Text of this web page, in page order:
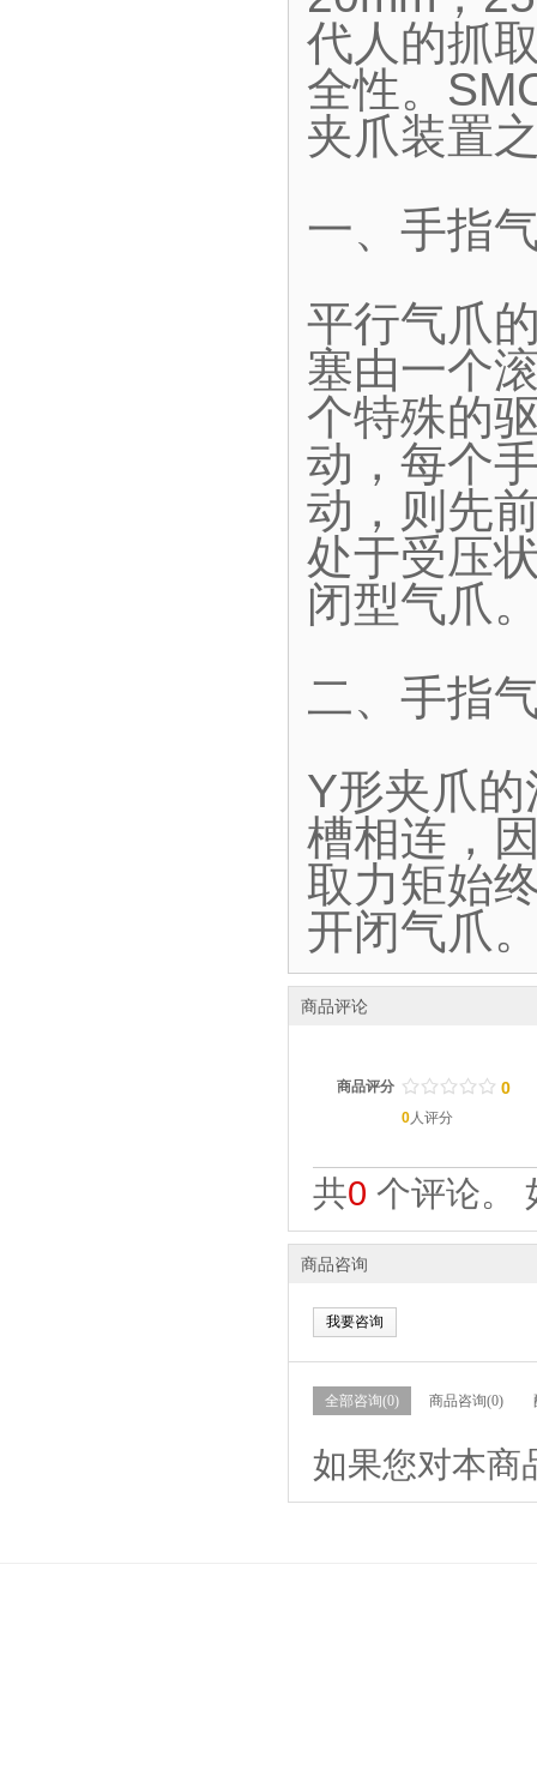
代人的抓
全性。
夹爪装置
一、手指
平行气爪
塞由一个
个特殊的
动，每个
动，则先
处于受压
闭型气爪
二、手指
Y形夹爪
槽相连，
取力矩始
开闭气爪
商品评论
商品评分 / / / / /
. . . . . 0
0人评分
共0 个评论。
商品咨询
我要咨询
全部咨询(0) 商品咨询(0)
如果您对本商